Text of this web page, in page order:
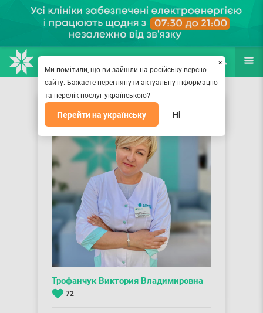
(067) 127-03-03
ПОИСК ЕЩЁ
Трофанчук Виктория Владимировна
72
×
Ми помітили, що ви зайшли на російську версію
сайту. Бажаєте переглянути актуальну інформацію
та перелік послуг українською?
Перейти на українську Ні